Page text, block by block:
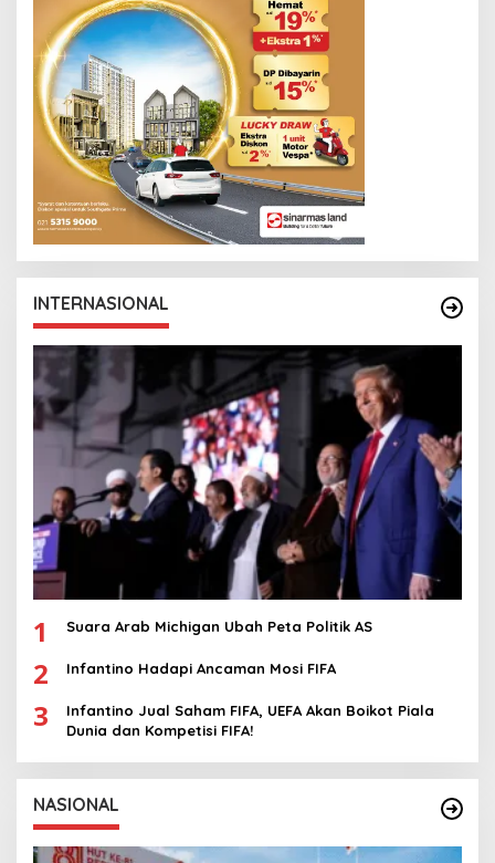
E
W
S
L
N
K
INTERNASIONAL
1 Suara Arab Michigan Ubah Peta Politik AS
2 Infantino Hadapi Ancaman Mosi FIFA
3
Infantino Jual Saham FIFA, UEFA Akan Boikot Piala
Dunia dan Kompetisi FIFA!
NASIONAL